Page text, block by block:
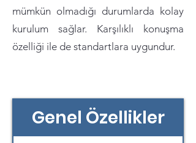
mümkün olmadığı durumlarda kolay
kurulum sağlar. Karşılıklı konuşma
özelliği ile de standartlara uygundur.
Genel Özellikler